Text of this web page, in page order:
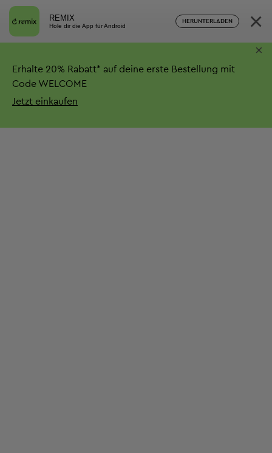
REMIX
Hole dir die App für Android
HERUNTERLADEN ×
Erhalte 20% Rabatt* auf deine erste Bestellung mit
Code WELCOME
Jetzt einkaufen
×